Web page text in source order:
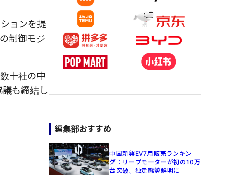
ョンを提
制御モジ
十社の中
も締結し
編集部おすすめ
中国新興EV7月販売ランキン
グ：リープモーターが初の10万
台突破、独走態勢鮮明に